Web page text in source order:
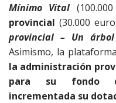
Mínimo Vital
provincial(30.000
provincial – Un
Asimismo, la
la administración
para su fondo
incrementada su